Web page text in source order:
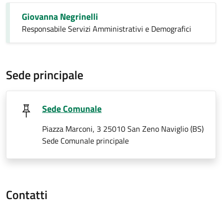
Giovanna Negrinelli
Responsabile Servizi Amministrativi e Demografici
Sede principale
Sede Comunale
Piazza Marconi, 3 25010 San Zeno Naviglio (BS)
Sede Comunale principale
Contatti